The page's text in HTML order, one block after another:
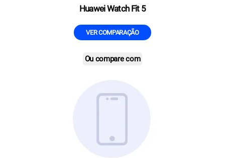
Huawei Watch Fit 5
VER COMPARAÇÃO
Ou compare com